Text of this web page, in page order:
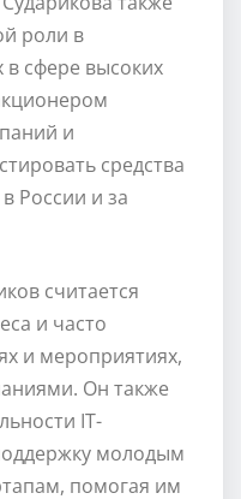
роли в
сфере высоких
и
средства
России и за
считается
и часто
и мероприятиях,
Он также
IT-
молодым
помогая им